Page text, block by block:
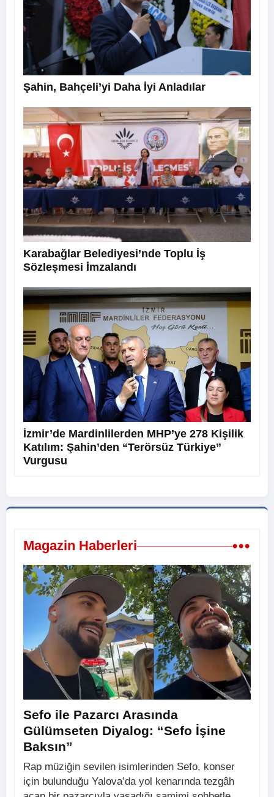
Şahin, Bahçeli’yi Daha İyi Anladılar
Karabağlar Belediyesi’nde Toplu İş
Sözleşmesi İmzalandı
İzmir’de Mardinlilerden MHP’ye 278 Kişilik
Katılım: Şahin’den “Terörsüz Türkiye”
Vurgusu
Magazin Haberleri •••
Sefo ile Pazarcı Arasında
Gülümseten Diyalog: “Sefo İşine
Baksın”
Rap müziğin sevilen isimlerinden Sefo, konser
için bulunduğu Yalova’da yol kenarında tezgâh